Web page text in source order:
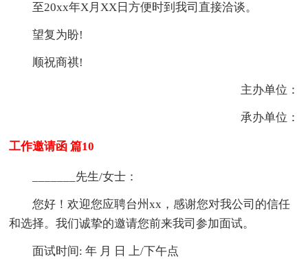
至20xx年X月XX日方便时到我司直接洽谈。
望复为盼!
顺祝商祺!
主办单位：
承办单位：
工作邀请函 篇10
_______先生/女士：
您好！欢迎您应聘台州xx，感谢您对我公司的信任
和选择。我们诚挚的邀请您前来我司参加面试。
面试时间: 年 月 日 上/下午点